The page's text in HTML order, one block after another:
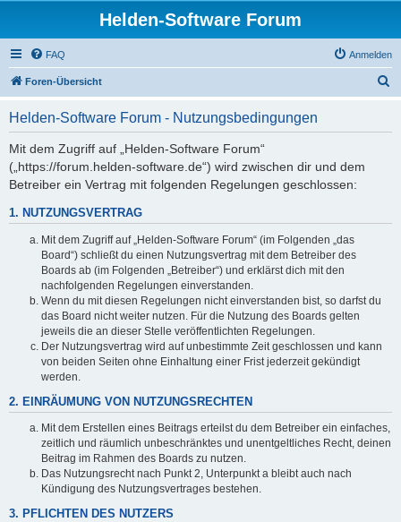
Helden-Software Forum
FAQ Anmelden
Foren-Übersicht
Helden-Software Forum - Nutzungsbedingungen
Mit dem Zugriff auf „Helden-Software Forum“
(„https://forum.helden-software.de“) wird zwischen dir und dem
Betreiber ein Vertrag mit folgenden Regelungen geschlossen:
1. NUTZUNGSVERTRAG
Mit dem Zugriff auf „Helden-Software Forum“ (im Folgenden „das
Board“) schließt du einen Nutzungsvertrag mit dem Betreiber des
Boards ab (im Folgenden „Betreiber“) und erklärst dich mit den
nachfolgenden Regelungen einverstanden.
Wenn du mit diesen Regelungen nicht einverstanden bist, so darfst du
das Board nicht weiter nutzen. Für die Nutzung des Boards gelten
jeweils die an dieser Stelle veröffentlichten Regelungen.
Der Nutzungsvertrag wird auf unbestimmte Zeit geschlossen und kann
von beiden Seiten ohne Einhaltung einer Frist jederzeit gekündigt
werden.
2. EINRÄUMUNG VON NUTZUNGSRECHTEN
Mit dem Erstellen eines Beitrags erteilst du dem Betreiber ein einfaches,
zeitlich und räumlich unbeschränktes und unentgeltliches Recht, deinen
Beitrag im Rahmen des Boards zu nutzen.
Das Nutzungsrecht nach Punkt 2, Unterpunkt a bleibt auch nach
Kündigung des Nutzungsvertrages bestehen.
3. PFLICHTEN DES NUTZERS